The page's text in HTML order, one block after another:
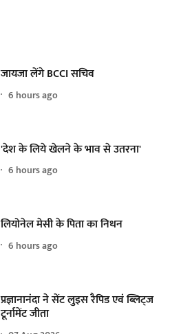
जायजा लेंगे BCCI सचिव
6 hours ago
'देश के लिये खेलने के भाव से उतरना'
6 hours ago
लियोनेल मेसी के पिता का निधन
6 hours ago
प्रज्ञानानंदा ने सेंट लुइस रैपिड एवं ब्लिट्ज
टूर्नामेंट जीता